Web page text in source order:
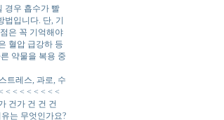
경우 흡수가 빨
법입니다. 단, 기
은 꼭 기억해야
혈압 급강하 등
약물을 복용 중
트레스, 과로, 수
< < < < < < < <
건가 건 건 건
는 무엇인가요?